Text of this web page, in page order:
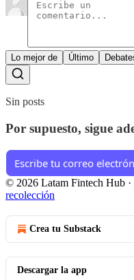
Lo mejor de Último
Sin posts
Por supuesto, sigue
© 2026 Latam Fintech Hub ·
recolección
Crea tu Substack
Descargar la app